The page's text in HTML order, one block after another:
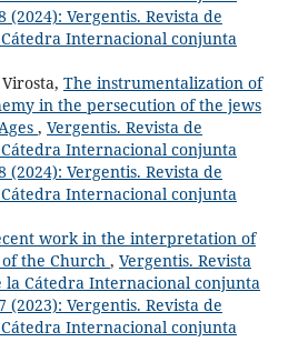
(2024): Vergentis. Revista de
Internacional conjunta
The instrumentalization of
in the persecution of the jews
, Vergentis. Revista de
Internacional conjunta
(2024): Vergentis. Revista de
Internacional conjunta
work in the interpretation of
the Church , Vergentis. Revista
la Cátedra Internacional conjunta
(2023): Vergentis. Revista de
Internacional conjunta